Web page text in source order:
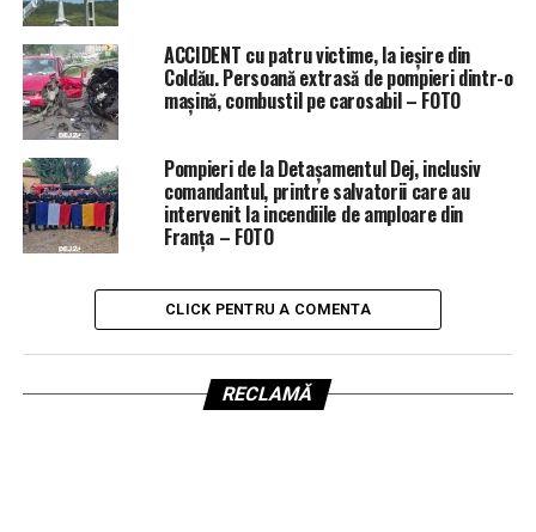
ACCIDENT cu patru victime, la ieșire din
Coldău. Persoană extrasă de pompieri dintr-o
mașină, combustil pe carosabil – FOTO
Pompieri de la Detașamentul Dej, inclusiv
comandantul, printre salvatorii care au
intervenit la incendiile de amploare din
Franța – FOTO
CLICK PENTRU A COMENTA
RECLAMĂ